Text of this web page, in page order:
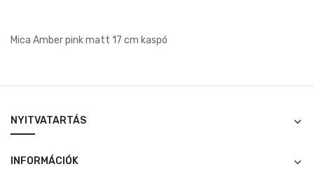
Mica Amber pink matt 17 cm kaspó
NYITVATARTÁS
INFORMÁCIÓK